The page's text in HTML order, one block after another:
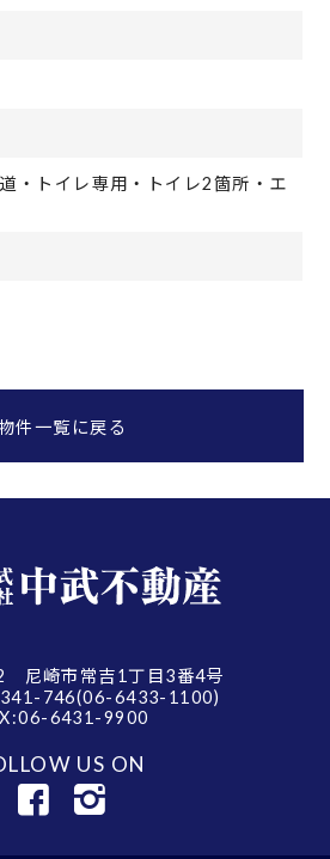
・トイレ専用・トイレ2箇所・エ
件一覧に戻る
尼崎市常吉1丁目3番4号
746(06-6433-1100)
6431-9900
US ON